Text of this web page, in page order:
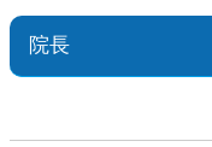
院長